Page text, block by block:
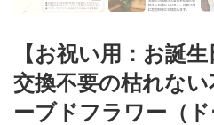
【お祝い用：お誕
交換不要の枯れな
ーブドフラワー（ド